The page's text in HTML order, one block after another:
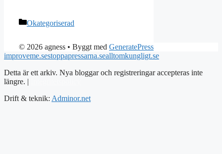
Kategorier
Okategoriserad
© 2026 agness • Byggt med GeneratePress
improveme.sestoppapressarna.sealltomkungligt.se
Detta är ett arkiv. Nya bloggar och registreringar accepteras inte
längre. |
Drift & teknik: Adminor.net